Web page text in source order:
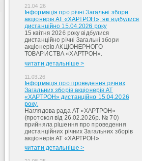
21.04.26
Інформація про річні Загальні збори
акціонерів АТ «ХАРТРОН», які відбулися
дистанційно 15.04.2026 року
15 квітня 2026 року відбулися
дистанційно річні Загальні збори
акціонерів АКЦІОНЕРНОГО
ТОВАРИСТВА «ХАРТРОН».
читати детальніше >
11.03.26
Інформація про проведення річних
Загальних зборів акціонерів АТ
«ХАРТРОН» дистанційно 15.04.2026
року.
Наглядова рада АТ «ХАРТРОН»
(протокол від 26.02.2026р. № 70)
прийняла рішення про проведення
дистанційних річних Загальних зборів
акціонерів АТ «ХАРТРОН»
читати детальніше >